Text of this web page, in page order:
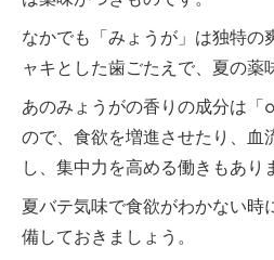
なかでも「みょうが」は独特の
ャキとした歯ごたえで、夏の薬
あのみょうがの香りの成分は「
ので、食欲を増進させたり、血
し、集中力を高める働きもあり
夏バテ気味で食欲がわかない時
備しておきましょう。